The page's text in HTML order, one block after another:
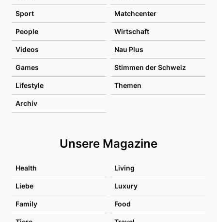
Sport Matchcenter
People Wirtschaft
Videos Nau Plus
Games Stimmen der Schweiz
Lifestyle Themen
Archiv
Unsere Magazine
Health Living
Liebe Luxury
Family Food